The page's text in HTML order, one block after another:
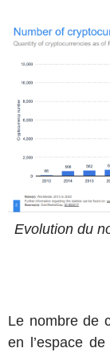
Evolution du
Le nombre de
en l’espace